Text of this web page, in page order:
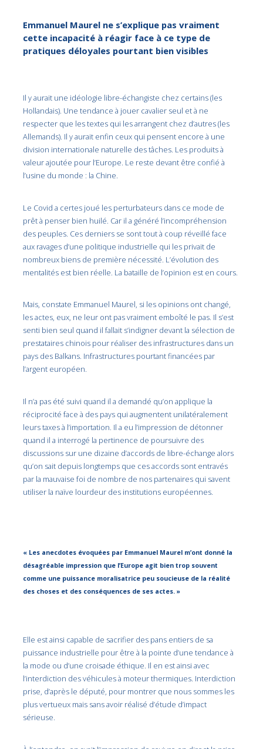
Emmanuel Maurel ne s’explique pas vraiment
cette incapacité à réagir face à ce type de
pratiques déloyales pourtant bien visibles
Il y aurait une idéologie libre-échangiste chez certains (les
Hollandais). Une tendance à jouer cavalier seul et à ne
respecter que les textes qui les arrangent chez d’autres (les
Allemands). Il y aurait enfin ceux qui pensent encore à une
division internationale naturelle des tâches. Les produits à
valeur ajoutée pour l’Europe. Le reste devant être confié à
l’usine du monde : la Chine.
Le Covid a certes joué les perturbateurs dans ce mode de
prêt à penser bien huilé. Car il a généré l’incompréhension
des peuples. Ces derniers se sont tout à coup réveillé face
aux ravages d’une politique industrielle qui les privait de
nombreux biens de première nécessité. L’évolution des
mentalités est bien réelle. La bataille de l’opinion est en cours.
Mais, constate Emmanuel Maurel, si les opinions ont changé,
les actes, eux, ne leur ont pas vraiment emboîté le pas. Il s’est
senti bien seul quand il fallait s’indigner devant la sélection de
prestataires chinois pour réaliser des infrastructures dans un
pays des Balkans. Infrastructures pourtant financées par
l’argent européen.
Il n’a pas été suivi quand il a demandé qu’on applique la
réciprocité face à des pays qui augmentent unilatéralement
leurs taxes à l’importation. Il a eu l’impression de détonner
quand il a interrogé la pertinence de poursuivre des
discussions sur une dizaine d’accords de libre-échange alors
qu’on sait depuis longtemps que ces accords sont entravés
par la mauvaise foi de nombre de nos partenaires qui savent
utiliser la naïve lourdeur des institutions européennes.
« Les anecdotes évoquées par Emmanuel Maurel m’ont donné la
désagréable impression que l’Europe agit bien trop souvent
comme une puissance moralisatrice peu soucieuse de la réalité
des choses et des conséquences de ses actes. »
Elle est ainsi capable de sacrifier des pans entiers de sa
puissance industrielle pour être à la pointe d’une tendance à
la mode ou d’une croisade éthique. Il en est ainsi avec
l’interdiction des véhicules à moteur thermiques. Interdiction
prise, d’après le député, pour montrer que nous sommes les
plus vertueux mais sans avoir réalisé d’étude d’impact
sérieuse.